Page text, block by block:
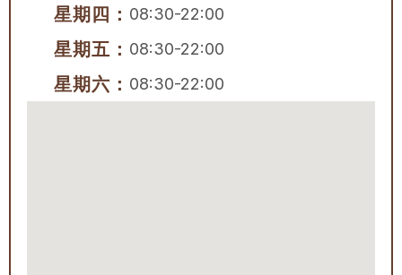
星期四： 08:30-22:00
星期五： 08:30-22:00
星期六： 08:30-22:00